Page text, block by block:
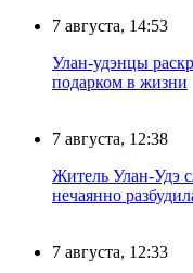
7 августа, 14:53
Улан-удэнцы
подарком в жизни
7 августа, 12:38
Житель Улан-Удэ
нечаянно
7 августа, 12:33